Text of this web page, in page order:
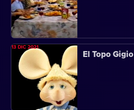
El Topo Gigio
13 DIC 2021